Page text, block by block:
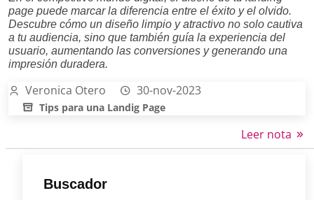
Buscador
page puede marcar la diferencia entre el éxito y el olvido.
Descubre cómo un diseño limpio y atractivo no solo cautiva
a tu audiencia, sino que también guía la experiencia del
usuario, aumentando las conversiones y generando una
impresión duradera.
Veronica Otero 30-nov-2023
Tips para una Landig Page
Leer nota